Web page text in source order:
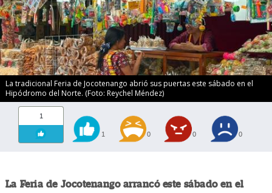
La tradicional Feria de Jocotenango abrió sus puertas este sábado en el
Hipódromo del Norte. (Foto: Reychel Méndez)
1
1 0 0 0
La Feria de Jocotenango arrancó este sábado en el